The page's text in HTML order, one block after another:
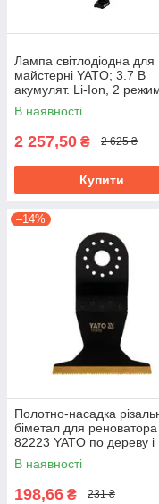
Лампа світлодіодна для
майстерні YATO; 3.7 В
акумулят. Li-Ion, 2
зарядний USB пристрій
08527
В наявності
2 257,50 ₴ 2 625 ₴
Купити
–14%
Полотно-насадка
біметал для
82223 YATO по дереву і
металу, l= 90 мм, w= 65
В наявності
198,66 ₴ 231 ₴